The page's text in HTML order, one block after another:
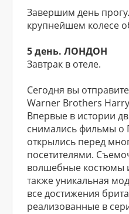
Завершим день
крупнейшем колесе
5 день. ЛОНДОН
Завтрак в отеле.
Сегодня вы
Warner Brothers
Впервые в истории
снимались фильмы о
открылись перед
посетителями.
волшебные костюмы
также уникальная
все достижения
реализованные в